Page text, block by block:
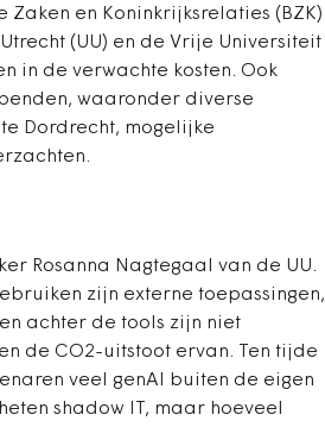
en Koninkrijksrelaties (BZK)
(UU) en de Vrije Universiteit
in de verwachte kosten. Ook
waaronder diverse
Dordrecht, mogelijke
Rosanna Nagtegaal van de UU.
zijn externe toepassingen,
achter de tools zijn niet
de CO2-uitstoot ervan. Ten tijde
veel genAI buiten de eigen
shadow IT, maar hoeveel